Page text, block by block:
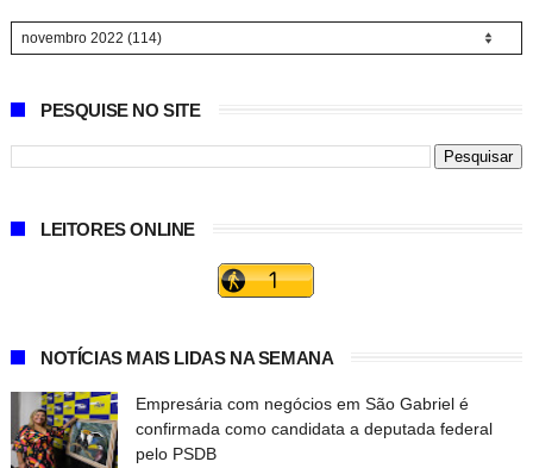
PESQUISE NO SITE
LEITORES ONLINE
NOTÍCIAS MAIS LIDAS NA SEMANA
Empresária com negócios em São Gabriel é
confirmada como candidata a deputada federal
pelo PSDB